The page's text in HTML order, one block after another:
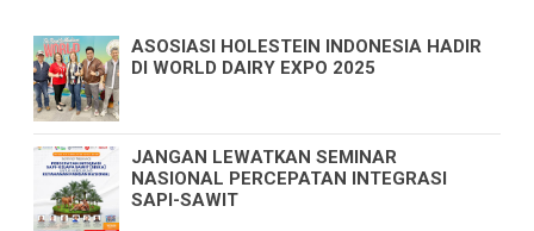
ASOSIASI HOLESTEIN INDONESIA HADIR
DI WORLD DAIRY EXPO 2025
JANGAN LEWATKAN SEMINAR
NASIONAL PERCEPATAN INTEGRASI
SAPI-SAWIT